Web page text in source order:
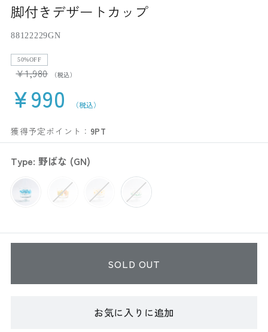
脚付きデザートカップ
88122229GN
50%OFF
¥1,980
¥990
獲得予定ポイント： 9PT
Type: 野ばな (GN)
SOLD OUT
お気に入りに追加